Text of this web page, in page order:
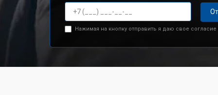
Нажимая на кнопку отправить я даю свое согласие